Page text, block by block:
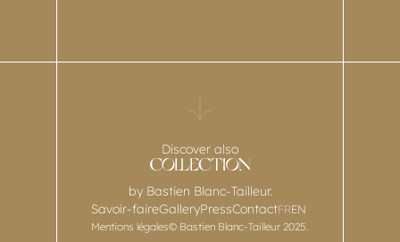
Discover also
by Bastien Blanc-Tailleur.
Savoir-faireGalleryPressContactFREN
Mentions légales© Bastien Blanc-Tailleur 2025.